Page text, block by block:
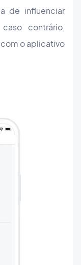
de influenciar
contrário,
o aplicativo